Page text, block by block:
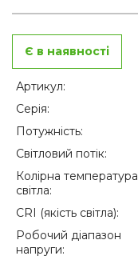
Є в наявності
Артикул:
Серія:
Потужність:
Світловий потік:
Колірна температура
світла:
CRI (якість світла):
Робочий діапазон
напруги: